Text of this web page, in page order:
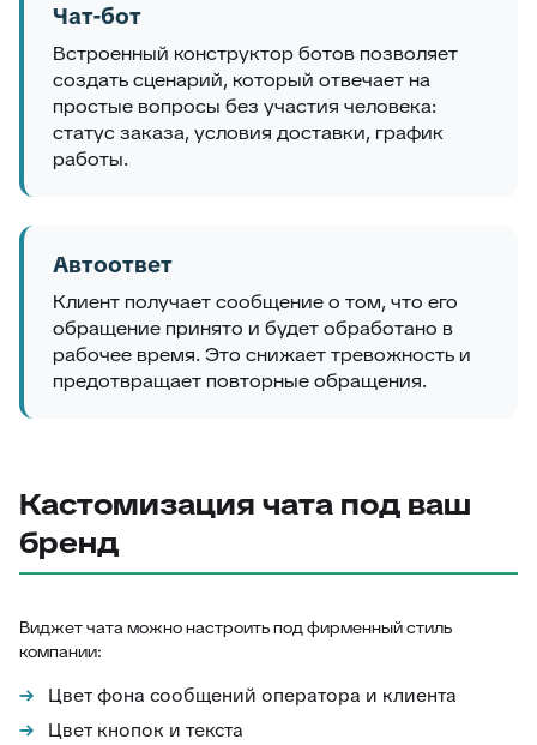
Чат-бот
Встроенный конструктор ботов позволяет
создать сценарий, который отвечает на
простые вопросы без участия человека:
статус заказа, условия доставки, график
работы.
Автоответ
Клиент получает сообщение о том, что его
обращение принято и будет обработано в
рабочее время. Это снижает тревожность и
предотвращает повторные обращения.
Кастомизация чата под ваш
бренд
Виджет чата можно настроить под фирменный стиль
компании:
Цвет фона сообщений оператора и клиента
Цвет кнопок и текста